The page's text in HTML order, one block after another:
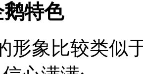
特色
形象比较类似